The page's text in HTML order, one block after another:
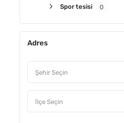
Spor tesisi 0
Adres